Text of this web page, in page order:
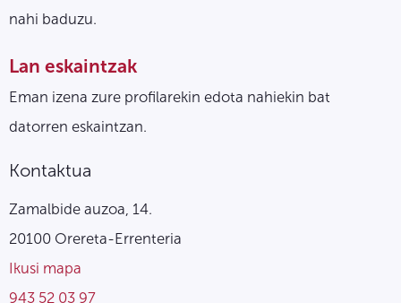
nahi baduzu.
Lan eskaintzak
Eman izena zure profilarekin edota nahiekin bat
datorren eskaintzan.
Kontaktua
Zamalbide auzoa, 14.
20100 Orereta-Errenteria
Ikusi mapa
943 52 03 97